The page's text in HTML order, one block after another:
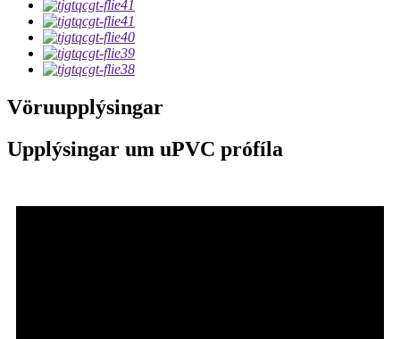
Vöruupplýsingar
Upplýsingar um uPVC prófíla